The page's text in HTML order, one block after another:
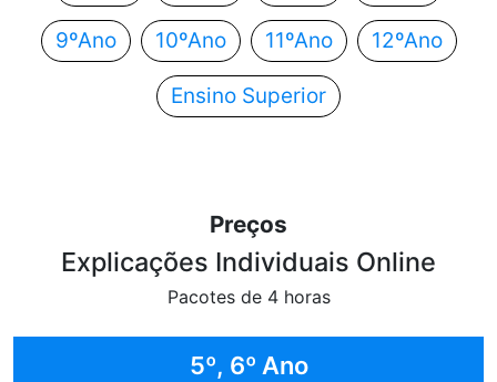
9ºAno 10ºAno 11ºAno 12ºAno
Ensino Superior
Preços
Explicações Individuais Online
Pacotes de 4 horas
5º, 6º Ano